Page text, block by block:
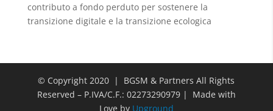
contributo a fondo perduto per sostenere la
transizione digitale e la transizione ecologica
© Copyright 2020 | BGSM & Partners All Rights
Reserved – P.IVA/C.F.: 02273290979 | Made with
Love by Upground